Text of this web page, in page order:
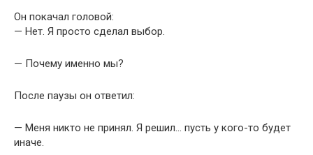
Он покачал головой:
— Нет. Я просто сделал выбор.
— Почему именно мы?
После паузы он ответил:
— Меня никто не принял. Я решил… пусть у кого-то будет
иначе.